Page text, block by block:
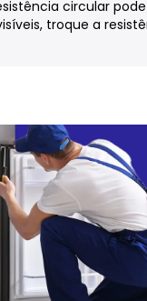
circular
troque a